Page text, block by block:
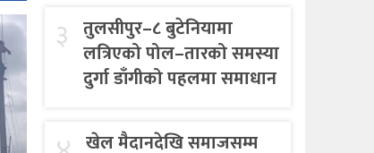
३ तुलसीपुर–८ बुटेनियामा
लत्रिएको पोल–तारको समस्या
दुर्गा डाँगीको पहलमा समाधान
खेल मैदानदेखि समाजसम्म